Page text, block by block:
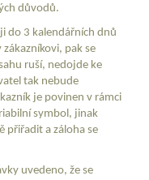
důvodů.
do 3 kalendářních dnů
pak se
ruší, nedojde ke
tak nebude
je povinen v rámci
symbol, jinak
přiřadit a záloha se
uvedeno, že se